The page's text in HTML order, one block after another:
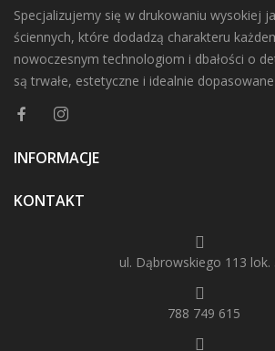
Specjalizujemy się w drukowaniu wysokiej
ściennych, które dodadzą charakteru
nowoczesnym technologiom i dbałości o
są trwałe, estetyczne i idealnie
INFORMACJE
KONTAKT
ul. Dąbrowskiego 113 lok.
788 749 615